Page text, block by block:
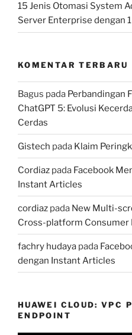
15 Jenis Otomasi System
Server Enterprise dengan
KOMENTAR TERBARU
Bagus pada Perbandingan
ChatGPT 5: Evolusi
Cerdas
Gistech pada Klaim
Cordiaz pada Facebook
Instant Articles
cordiaz pada New Multi-
Cross-platform Consumer
fachry hudaya pada
dengan Instant Articles
HUAWEI CLOUD: VPC
ENDPOINT